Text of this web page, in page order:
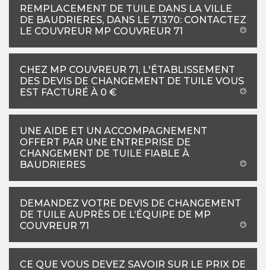
REMPLACEMENT DE TUILE DANS LA VILLE
DE BAUDRIERES, DANS LE 71370: CONTACTEZ
LE COUVREUR MP COUVREUR 71
CHEZ MP COUVREUR 71, L'ÉTABLISSEMENT
DES DEVIS DE CHANGEMENT DE TUILE VOUS
EST FACTURÉ À 0 €
UNE AIDE ET UN ACCOMPAGNEMENT
OFFERT PAR UNE ENTREPRISE DE
CHANGEMENT DE TUILE FIABLE À
BAUDRIERES
DEMANDEZ VOTRE DEVIS DE CHANGEMENT
DE TUILE AUPRÈS DE L’ÉQUIPE DE MP
COUVREUR 71
CE QUE VOUS DEVEZ SAVOIR SUR LE PRIX DE